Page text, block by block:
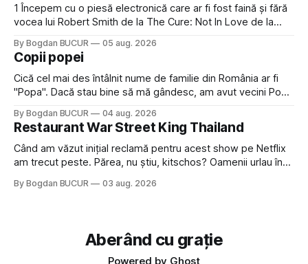
1 Începem cu o piesă electronică care ar fi fost faină și fără
vocea lui Robert Smith de la The Cure: Not In Love de la
a dovedit că jumătatea masculină a acelui duo era cam
dubioasă...) 2. Băgăm la
By Bogdan BUCUR 05 aug. 2026
Copii popei
Cică cel mai des întâlnit nume de familie din România ar fi
"Popa". Dacă stau bine să mă gândesc, am avut vecini Popa
Dexonline spune de etimologia termenului de popă că ar
veni din slava veche, popŭ,
By Bogdan BUCUR 04 aug. 2026
Restaurant War Street King Thailand
Când am văzut inițial reclamă pentru acest show pe Netflix
am trecut peste. Părea, nu știu, kitschos? Oamenii urlau în
fine dining din alte show-uri... așa că am zis pas. Apoi ceva,
By Bogdan BUCUR 03 aug. 2026
Aberând cu grație
Powered by Ghost